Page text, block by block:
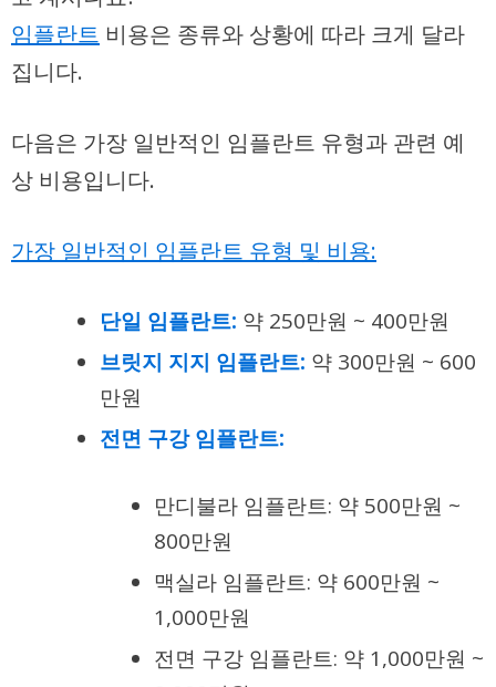
임플란트 비용은 종류와 상황에 따라 크게 달라
집니다.
다음은 가장 일반적인 임플란트 유형과 관련 예
상 비용입니다.
가장 일반적인 임플란트 유형 및 비용:
단일 임플란트: 약 250만원 ~ 400만원
브릿지 지지 임플란트: 약 300만원 ~ 600
만원
전면 구강 임플란트:
만디불라 임플란트: 약 500만원 ~
800만원
맥실라 임플란트: 약 600만원 ~
1,000만원
전면 구강 임플란트: 약 1,000만원 ~